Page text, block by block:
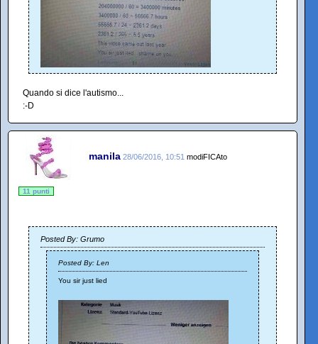
Quando si dice l'autismo...
:-D
manila 28/06/2016, 10:51 modiFICAto
11 punti
Posted By: Grumo
Posted By: Len
You sir just lied